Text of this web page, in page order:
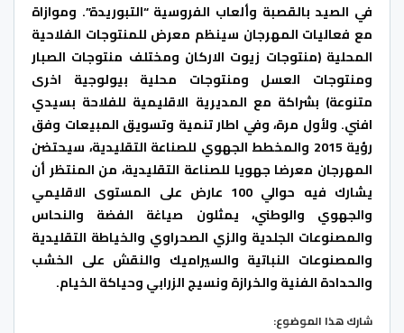
في الصيد بالقصبة وألعاب الفروسية “التبوريدة”. وموازاة
مع فعاليات المهرجان سينظم معرض للمنتوجات الفلاحية
المحلية (منتوجات زيوت الاركان ومختلف منتوجات الصبار
ومنتوجات العسل ومنتوجات محلية بيولوجية اخرى
متنوعة) بشراكة مع المديرية الاقليمية للفلاحة بسيدي
افني. ولأول مرة، وفي اطار تنمية وتسويق المبيعات وفق
رؤية 2015 والمخطط الجهوي للصناعة التقليدية، سيحتضن
المهرجان معرضا جهويا للصناعة التقليدية، من المنتظر أن
يشارك فيه حوالي 100 عارض على المستوى الاقليمي
والجهوي والوطني، يمثلون صياغة الفضة والنحاس
والمصنوعات الجلدية والزي الصحراوي والخياطة التقليدية
والمصنوعات النباتية والسيراميك والنقش على الخشب
والحدادة الفنية والخرازة ونسيج الزرابي وحياكة الخيام.
شارك هذا الموضوع: